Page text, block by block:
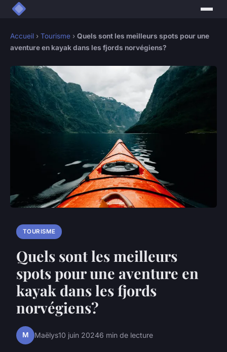
Accueil › Tourisme › Quels sont les meilleurs spots pour une
aventure en kayak dans les fjords norvégiens?
TOURISME
Quels sont les meilleurs
spots pour une aventure en
kayak dans les fjords
norvégiens?
M Maëlys10 juin 20246 min de lecture